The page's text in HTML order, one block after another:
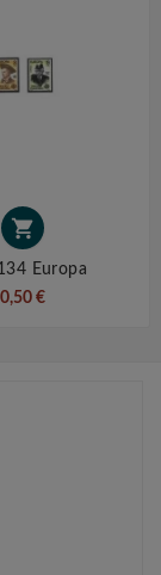

Europa
0,50 €